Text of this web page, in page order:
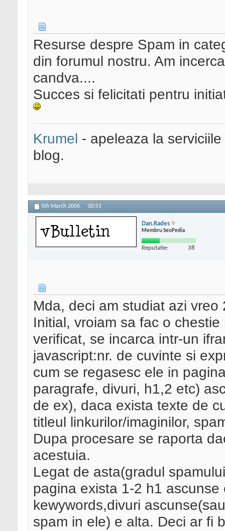
Resurse despre Spam in
din forumul nostru. Am
candva....
Succes si felicitati pentru
Krumel - apeleaza la
blog.
5th March 2006, 00:51
Dan.Rades
Membru SeoPedia
Reputatie: 38
Mda, deci am studiat azi vreo
Initial, vroiam sa fac o
verificat, se incarca intr-un
javascript:nr. de cuvinte si
cum se regasesc ele in
paragrafe, divuri, h1,2 etc)
de ex), daca exista texte de
titleul linkurilor/imaginilor,
Dupa procesare se raporta
acestuia.
Legat de asta(gradul
pagina exista 1-2 h1
kewywords,divuri
spam in ele) e alta. Deci ar fi